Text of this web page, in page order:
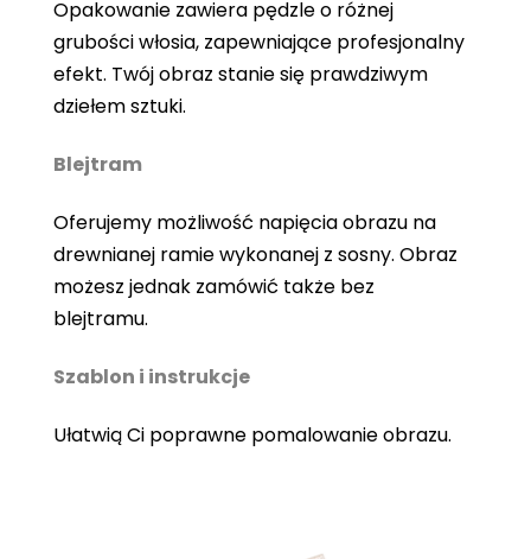
Opakowanie zawiera pędzle o różnej
grubości włosia, zapewniające profesjonalny
efekt. Twój obraz stanie się prawdziwym
dziełem sztuki.
Blejtram
Oferujemy możliwość napięcia obrazu na
drewnianej ramie wykonanej z sosny. Obraz
możesz jednak zamówić także bez
blejtramu.
Szablon i instrukcje
Ułatwią Ci poprawne pomalowanie obrazu.